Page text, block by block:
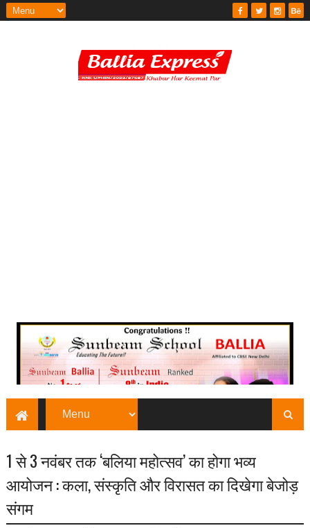
1 से 3 नवंबर तक ‘बलिया महोत्सव’ का होगा भव्य
आयोजन : कला, संस्कृति और विरासत का दिखेगा बेजोड़
संगम